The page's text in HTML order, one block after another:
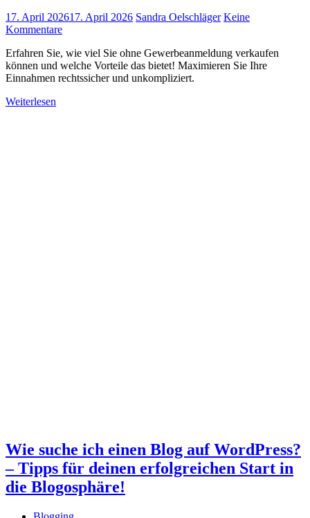
17. April 202617. April 2026 Sandra Oelschläger Keine
Kommentare
Erfahren Sie, wie viel Sie ohne Gewerbeanmeldung verkaufen
können und welche Vorteile das bietet! Maximieren Sie Ihre
Einnahmen rechtssicher und unkompliziert.
Weiterlesen
Wie suche ich einen Blog auf WordPress?
– Tipps für deinen erfolgreichen Start in
die Blogosphäre!